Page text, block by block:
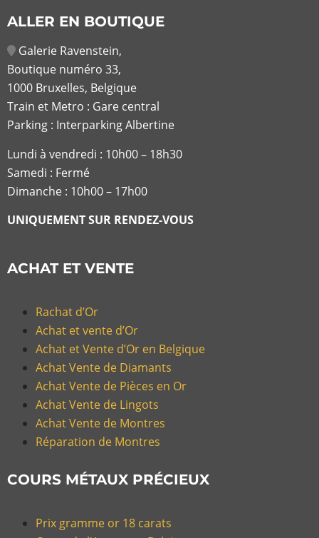
ALLER EN BOUTIQUE
Galerie Ravenstein,
Boutique numéro 33,
1000 Bruxelles, Belgique
Train et Metro : Gare central
Parking : Interparking Albertine
Lundi à vendredi : 10h00 – 18h30
Samedi : Fermé
Dimanche : 10h00 – 17h00
UNIQUEMENT SUR RENDEZ-VOUS
ACHAT ET VENTE
Rachat d’Or
Achat et vente d’Or
Achat et Vente d’Or en Belgique
Achat Vente de Diamants
Achat Vente de Pièces en Or
Achat Vente de Lingots
Achat Vente de Montres
Réparation de Montres
COURS MÉTAUX PRÉCIEUX
Prix gramme or 18 carats